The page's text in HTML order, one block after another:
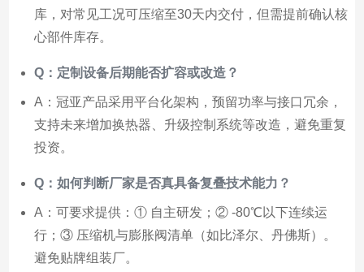
库，对常见工况可压缩至30天内交付，但需提前确认核
心部件库存。
Q：定制设备后期能否扩容或改造？
A：冠亚产品采用平台化架构，预留功率与接口冗余，
支持未来增加换热器、升级控制系统等改造，避免重复
投资。
Q：如何判断厂家是否真具备复叠技术能力？
A：可要求提供：① 自主研发；② -80℃以下连续运
行；③ 压缩机与膨胀阀清单（如比泽尔、丹佛斯）。
避免贴牌组装厂。